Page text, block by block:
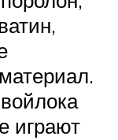
играют